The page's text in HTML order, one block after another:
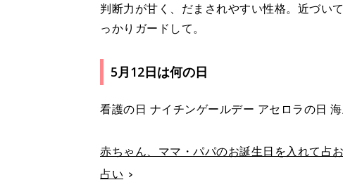
判断力が甘く、だまされやすい性格。近づい
っかりガードして。
5月12日は何の日
看護の日 ナイチンゲールデー アセロラの日
赤ちゃん、ママ・パパのお誕生日を入れて占
占い